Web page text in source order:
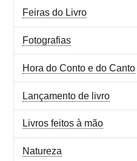
Feiras do Livro
Fotografias
Hora do Conto e do Canto
Lançamento de livro
Livros feitos à mão
Natureza